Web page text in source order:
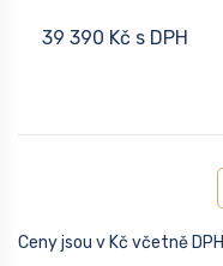
39 390 Kč s DPH
Ceny jsou v Kč včetně DPH